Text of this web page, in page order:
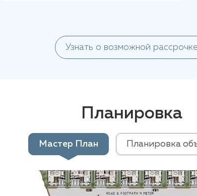
Узнать о возможной рассрочке
Планировка
Мастер План Планировка